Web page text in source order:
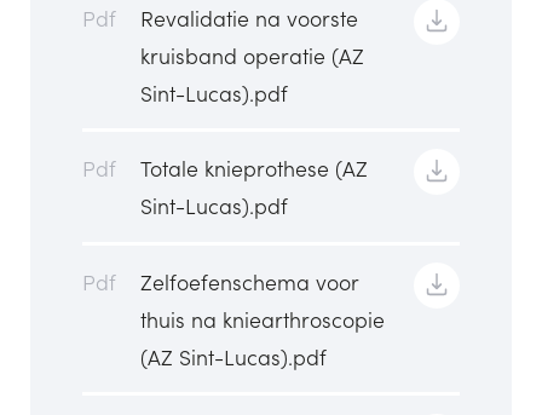
Pdf
Revalidatie na voorste
kruisband operatie (AZ
Sint-Lucas).pdf
Pdf
Totale knieprothese (AZ
Sint-Lucas).pdf
Pdf
Zelfoefenschema voor
thuis na kniearthroscopie
(AZ Sint-Lucas).pdf